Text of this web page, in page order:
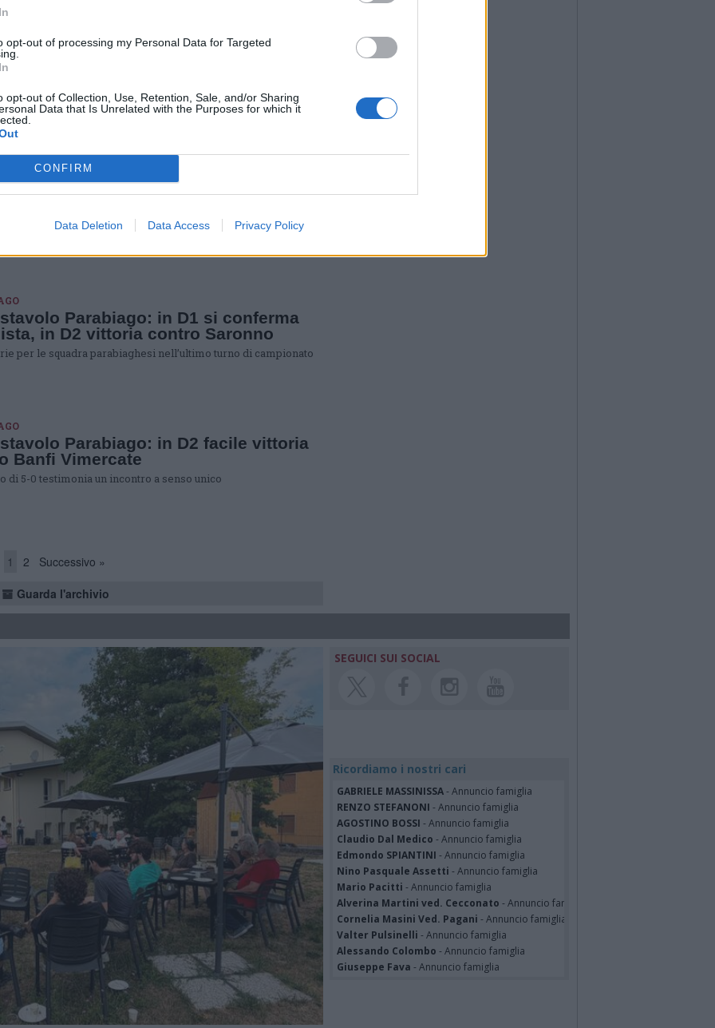
opt-out of processing my Personal Data for Targeted
opt-out of Collection, Use, Retention, Sale, and/or Sharing
Data that Is Unrelated with the Purposes for which it
CONFIRM
Data Deletion Data Access Privacy Policy
Parabiago, promozione
la vittoria per 5-1 contro il fanalino di coda Angera. Squadra di
che ha vinto largamente contro Paderno Dugnano (5-0)
Parabiago, vittoria per i team di
Serie D1 ad una vittoria dalla promozione. Team di Serie D2 che
Parabiago: in D1 si conferma
in D2 vittoria contro Saronno
per le squadra parabiaghesi nell’ultimo turno di campionato
Parabiago: in D2 facile vittoria
Banfi Vimercate
di 5-0 testimonia un incontro a senso unico
1 2
Successivo »
Guarda l'archivio
SEGUICI SUI SOCIAL
Ricordiamo i nostri cari
GABRIELE MASSINISSA- Annuncio famiglia
RENZO STEFANONI - Annuncio famiglia
AGOSTINO BOSSI - Annuncio famiglia
Claudio Dal Medico - Annuncio famiglia
Edmondo SPIANTINI - Annuncio famiglia
Nino Pasquale Assetti - Annuncio famiglia
Mario Pacitti - Annuncio famiglia
Alverina Martini ved. Cecconato - Annuncio famiglia
Cornelia Masini Ved. Pagani - Annuncio famiglia
Valter Pulsinelli - Annuncio famiglia
Alessando Colombo - Annuncio famiglia
Giuseppe Fava - Annuncio famiglia